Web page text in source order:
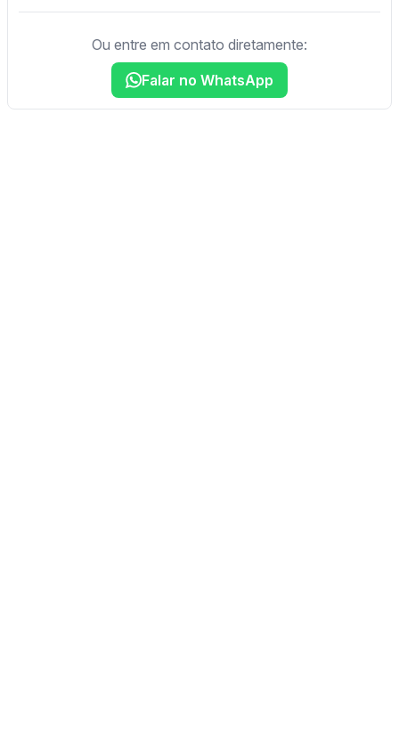
Ou entre em contato diretamente:
Falar no WhatsApp